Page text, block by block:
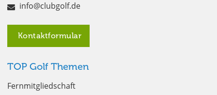
info@clubgolf.de
Kontaktformular
TOP Golf Themen
Fernmitgliedschaft